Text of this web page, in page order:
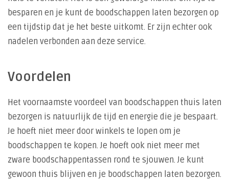
besparen en je kunt de boodschappen laten bezorgen op
een tijdstip dat je het beste uitkomt. Er zijn echter ook
nadelen verbonden aan deze service.
Voordelen
Het voornaamste voordeel van boodschappen thuis laten
bezorgen is natuurlijk de tijd en energie die je bespaart.
Je hoeft niet meer door winkels te lopen om je
boodschappen te kopen. Je hoeft ook niet meer met
zware boodschappentassen rond te sjouwen. Je kunt
gewoon thuis blijven en je boodschappen laten bezorgen.